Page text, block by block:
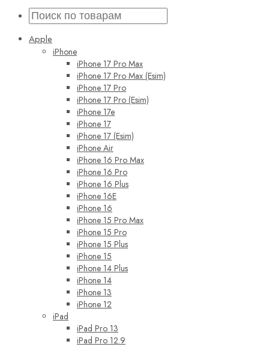
Apple
iPhone
iPhone 17 Pro Max
iPhone 17 Pro Max (Esim)
iPhone 17 Pro
iPhone 17 Pro (Esim)
iPhone 17e
iPhone 17
iPhone 17 (Esim)
iPhone Air
iPhone 16 Pro Max
iPhone 16 Pro
iPhone 16 Plus
iPhone 16E
iPhone 16
iPhone 15 Pro Max
iPhone 15 Pro
iPhone 15 Plus
iPhone 15
iPhone 14 Plus
iPhone 14
iPhone 13
iPhone 12
iPad
iPad Pro 13
iPad Pro 12.9